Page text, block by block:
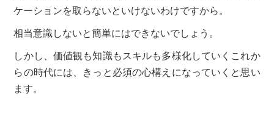
ケーションを取らないといけないわけですから。
相当意識しないと簡単にはできないでしょう。
しかし、価値観も知識もスキルも多様化していくこれか
らの時代には、きっと必須の心構えになっていくと思い
ます。